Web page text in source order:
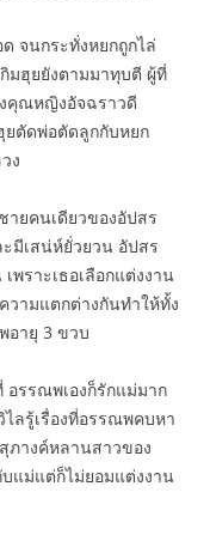
จนกระทั่งหยกถูกไล่
มฮุยยังตามมาทุบตี ผู้ที่
คุณหญิงอัจฉราวดี
ยตัดพ่อตัดลูกกับหยก
ง
ยคนเดียวของอัปสร
มีเสน่ห์ยั่วยวน อัปสร
พราะเธอเลือกแต่งงาน
วามแตกต่างกันทำให้ทั้ง
อายุ 3 ขวบ
อรรณพเองก็รักแม่มาก
ลรู้เรื่องที่อรรณพคบหา
ภางค์หลานสาวของ
แม่แต่ก็ไม่ยอมแต่งงาน